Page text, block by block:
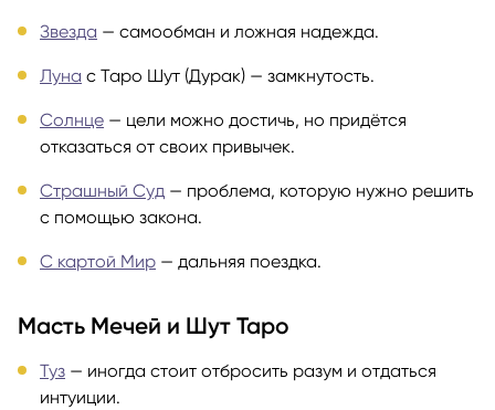
Звезда — самообман и ложная надежда.
Луна с Таро Шут (Дурак) — замкнутость.
Солнце — цели можно достичь, но придётся
отказаться от своих привычек.
Страшный Суд — проблема, которую нужно решить
с помощью закона.
С картой Мир — дальняя поездка.
Масть Мечей и Шут Таро
Туз — иногда стоит отбросить разум и отдаться
интуиции.